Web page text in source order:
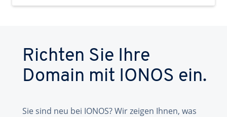
Richten Sie Ihre
Domain mit IONOS ein.
Sie sind neu bei IONOS? Wir zeigen Ihnen, was